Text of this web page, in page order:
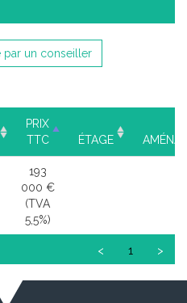
par un conseiller
PRIX
TTC
ÉTAGE
193
000 €
(TVA
5,5%)
< 1 >